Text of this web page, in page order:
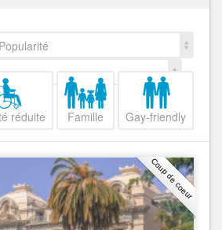
Popularité
réduite Famille Gay-friendly
Coup de coeur